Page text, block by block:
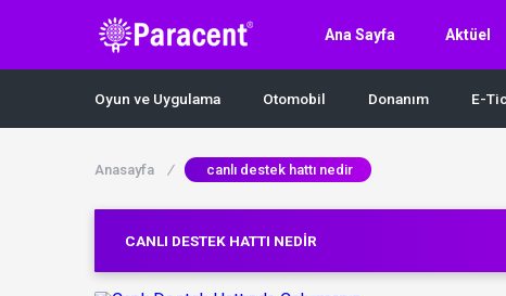
Ana Sayfa Aktüel
Oyun ve Uygulama Otomobil Donanım E-
Anasayfa / canlı destek hattı nedir
CANLI DESTEK HATTI NEDIR